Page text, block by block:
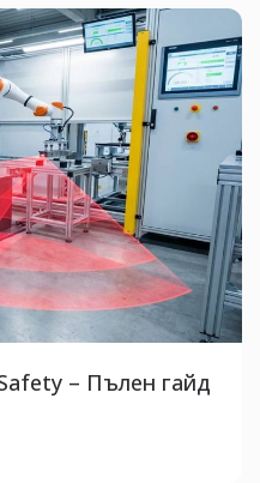
– Пълен гайд